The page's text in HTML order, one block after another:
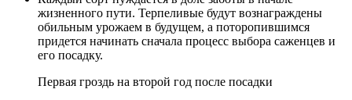
жизненного пути. Терпеливые будут вознаграждены
обильным урожаем в будущем, а поторопившимся
придется начинать сначала процесс выбора саженцев и
его посадку.
Первая гроздь на второй год после посадки